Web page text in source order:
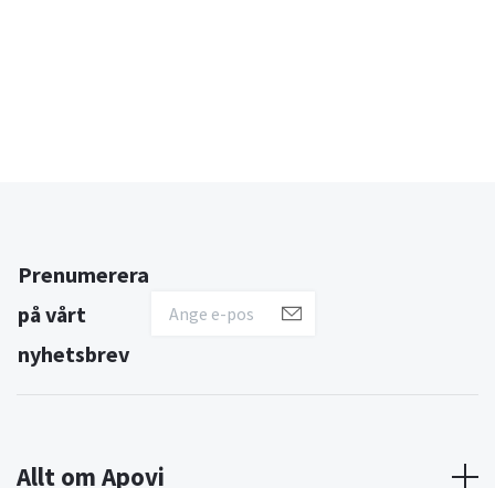
Prenumerera
på vårt
nyhetsbrev
Allt om Apovi